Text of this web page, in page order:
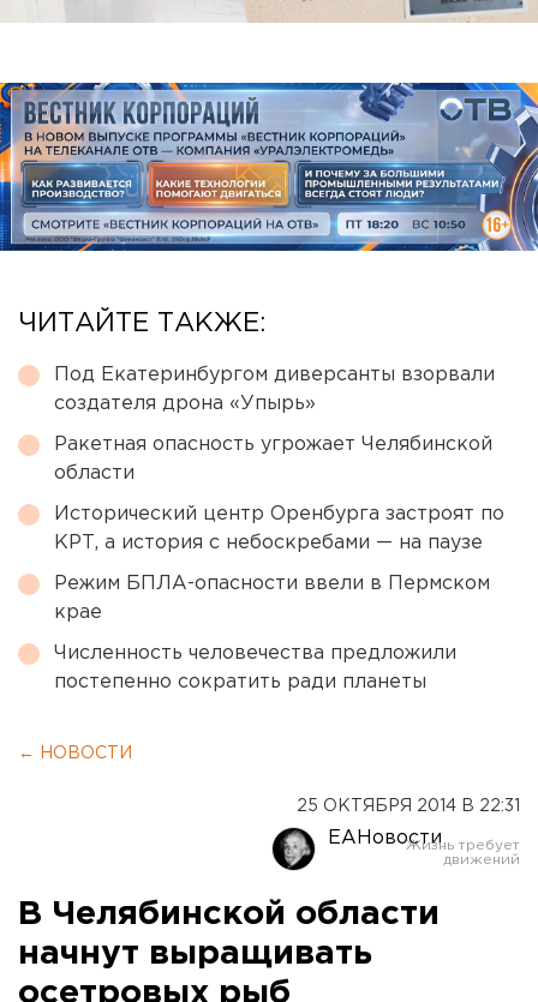
ЧИТАЙТЕ ТАКЖЕ:
Под Екатеринбургом диверсанты взорвали
создателя дрона «Упырь»
Ракетная опасность угрожает Челябинской
области
Исторический центр Оренбурга застроят по
КРТ, а история с небоскребами — на паузе
Режим БПЛА-опасности ввели в Пермском
крае
Численность человечества предложили
постепенно сократить ради планеты
← НОВОСТИ
25 ОКТЯБРЯ 2014 В 22:31
ЕАНовости
В Челябинской области
начнут выращивать
осетровых рыб